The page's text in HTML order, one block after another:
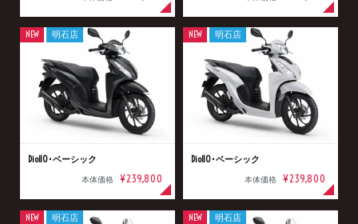
Dio110･ベーシック
本体価格 ¥239,800
NEW 明石店
Dio110･ベーシック
本体価格 ¥239,800
NEW 明石店
NEW 明石店 NEW 明石店